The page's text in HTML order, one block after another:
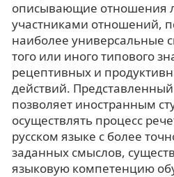
описывающие отношения
участниками отношений,
наиболее универсальные
того или иного типового
рецептивных и
действий.
позволяет иностранным
осуществлять процесс
русском языке с более
заданных смыслов,
языковую компетенцию